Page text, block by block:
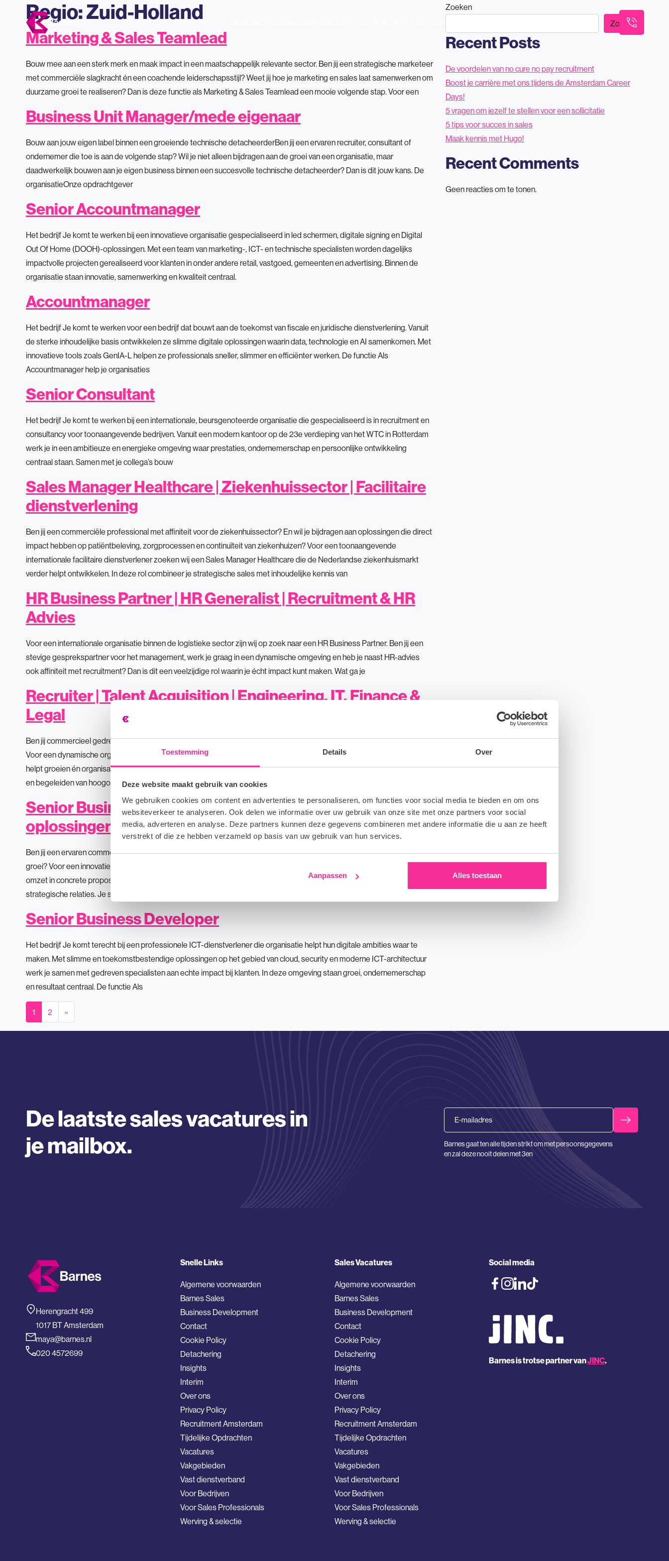
Toestemming Details Over
Deze website maakt gebruik van cookies
We gebruiken cookies om content en advertenties te personaliseren, om functies voor social media te bieden en om ons
websiteverkeer te analyseren. Ook delen we informatie over uw gebruik van onze site met onze partners voor social
media, adverteren en analyse. Deze partners kunnen deze gegevens combineren met andere informatie die u aan ze heeft
verstrekt of die ze hebben verzameld op basis van uw gebruik van hun services.
Aanpassen Alles toestaan
Regio:Zuid-Holland
Marketing & Sales Teamlead
Bouw mee aan een sterk merk en maak impact in een maatschappelijk relevante sector. Ben jij een strategische marketeer
met commerciële slagkracht én een coachende leiderschapsstijl? Weet jij hoe je marketing en sales laat samenwerken om
duurzame groei te realiseren? Dan is deze functie als Marketing & Sales Teamlead een mooie volgende stap. Voor een
Business Unit Manager/mede eigenaar
Bouw aan jouw eigen label binnen een groeiende technische detacheerderBen jij een ervaren recruiter, consultant of
ondernemer die toe is aan de volgende stap? Wil je niet alleen bijdragen aan de groei van een organisatie, maar
daadwerkelijk bouwen aan je eigen business binnen een succesvolle technische detacheerder? Dan is dit jouw kans. De
organisatieOnze opdrachtgever
Senior Accountmanager
Het bedrijf Je komt te werken bij een innovatieve organisatie gespecialiseerd in led schermen, digitale signing en Digital
Out Of Home (DOOH)-oplossingen. Met een team van marketing-, ICT- en technische specialisten worden dagelijks
impactvolle projecten gerealiseerd voor klanten in onder andere retail, vastgoed, gemeenten en advertising. Binnen de
organisatie staan innovatie, samenwerking en kwaliteit centraal.
Accountmanager
Het bedrijf Je komt te werken voor een bedrijf dat bouwt aan de toekomst van fiscale en juridische dienstverlening. Vanuit
de sterke inhoudelijke basis ontwikkelen ze slimme digitale oplossingen waarin data, technologie en AI samenkomen. Met
innovatieve tools zoals GenIA-L helpen ze professionals sneller, slimmer en efficiënter werken. De functie Als
Accountmanager help je organisaties
Senior Consultant
Het bedrijf Je komt te werken bij een internationale, beursgenoteerde organisatie die gespecialiseerd is in recruitment en
consultancy voor toonaangevende bedrijven. Vanuit een modern kantoor op de 23e verdieping van het WTC in Rotterdam
werk je in een ambitieuze en energieke omgeving waar prestaties, ondernemerschap en persoonlijke ontwikkeling
centraal staan. Samen met je collega’s bouw
Sales Manager Healthcare | Ziekenhuissector | Facilitaire
dienstverlening
Ben jij een commerciële professional met affiniteit voor de ziekenhuissector? En wil je bijdragen aan oplossingen die direct
impact hebben op patiëntbeleving, zorgprocessen en continuïteit van ziekenhuizen? Voor een toonaangevende
internationale facilitaire dienstverlener zoeken wij een Sales Manager Healthcare die de Nederlandse ziekenhuismarkt
verder helpt ontwikkelen. In deze rol combineer je strategische sales met inhoudelijke kennis van
HR Business Partner | HR Generalist | Recruitment & HR
Advies
Voor een internationale organisatie binnen de logistieke sector zijn wij op zoek naar een HR Business Partner. Ben jij een
stevige gesprekspartner voor het management, werk je graag in een dynamische omgeving en heb je naast HR-advies
ook affiniteit met recruitment? Dan is dit een veelzijdige rol waarin je écht impact kunt maken. Wat ga je
Recruiter | Talent Acquisition | Engineering, IT, Finance &
Legal
Ben jij commercieel gedreven, communicatief sterk en klaar om je carrière in recruitment een vliegende start te geven?
Voor een dynamische organisatie binnen de professionele dienstverlening zoeken wij een Recruiter die professionals
helpt groeien én organisaties versterkt. Wat ga je doen? Als Recruiter ben jij verantwoordelijk voor het vinden, selecteren
en begeleiden van hoogopgeleide professionals binnen vakgebieden zoals Engineering,
Senior Business Developer | Cloud & Security | IT-
oplossingen
Ben jij een ervaren commerciële professional die strategische klantrelaties weet te verbinden aan lange termijn waarde en
groei? Voor een innovatieve IT-organisatie zoeken wij een Senior Business Developer die marktkansen signaleert en
omzet in concrete proposities. Wat ga je doen? In deze rol ben je verantwoordelijk voor je eigen klantenportfolio met
strategische relaties. Je schakelt moeiteloos tussen:
Senior Business Developer
Het bedrijf Je komt terecht bij een professionele ICT-dienstverlener die organisatie helpt hun digitale ambities waar te
maken. Met slimme en toekomstbestendige oplossingen op het gebied van cloud, security en moderne ICT-architectuur
werk je samen met gedreven specialisten aan echte impact bij klanten. In deze omgeving staan groei, ondernemerschap
en resultaat centraal. De functie Als
Berichten navigatie
1 2 »
Zoeken
Zoeken
Recent Posts
De voordelen van no cure no pay recruitment
Boost je carrière met ons tijdens de Amsterdam Career
Days!
5 vragen om jezelf te stellen voor een sollicitatie
5 tips voor succes in sales
Maak kennis met Hugo!
Recent Comments
Geen reacties om te tonen.
De laatste sales vacatures in
je mailbox.
Barnes gaat ten alle tijden strikt om met persoonsgegevens
en zal deze nooit delen met 3en
Herengracht 499
1017 BT Amsterdam
maya@barnes.nl
020 4572699
Snelle Links
Algemene voorwaarden
Barnes Sales
Business Development
Contact
Cookie Policy
Detachering
Insights
Interim
Over ons
Privacy Policy
Recruitment Amsterdam
Tijdelijke Opdrachten
Vacatures
Vakgebieden
Vast dienstverband
Voor Bedrijven
Voor Sales Professionals
Werving & selectie
Sales Vacatures
Algemene voorwaarden
Barnes Sales
Business Development
Contact
Cookie Policy
Detachering
Insights
Interim
Over ons
Privacy Policy
Recruitment Amsterdam
Tijdelijke Opdrachten
Vacatures
Vakgebieden
Vast dienstverband
Voor Bedrijven
Voor Sales Professionals
Werving & selectie
Social media
Barnes is trotse partner vanJINC.